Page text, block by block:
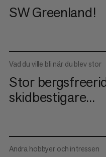
SW Greenland!
Vad du ville bli när du blev stor
Stor
skidbestigare...
Andra hobbyer och intressen